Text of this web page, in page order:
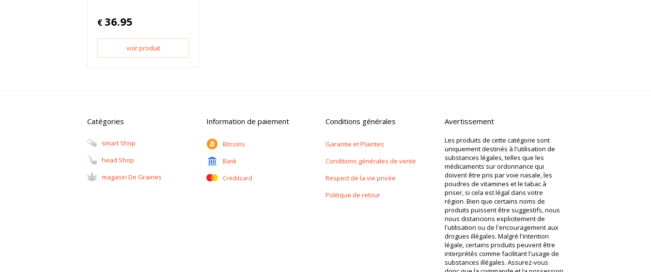
€ 36.95
voir produit
Catégories
Smart Shop
Head Shop
Magasin De Graines
Information de paiement
Bitcoins
Bank
Creditcard
Conditions générales
Garantie et Plaintes
Conditions générales de vente
Respect de la vie privée
Politique de retour
Avertissement
Les produits de cette catégorie sont
uniquement destinés à l'utilisation de
substances légales, telles que les
médicaments sur ordonnance qui
doivent être pris par voie nasale, les
poudres de vitamines et le tabac à
priser, si cela est légal dans votre
région. Bien que certains noms de
produits puissent être suggestifs, nous
nous distancions explicitement de
l'utilisation ou de l'encouragement aux
drogues illégales. Malgré l'intention
légale, certains produits peuvent être
interprétés comme facilitant l'usage de
substances illégales. Assurez-vous